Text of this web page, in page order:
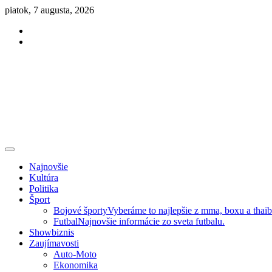
Skip
content
piatok, 7 augusta, 2026
Najnovšie
Kultúra
Politika
Šport
Bojové športyVyberáme to najlepšie z mma, boxu a
FutbalNajnovšie informácie zo sveta futbalu.
Showbiznis
Zaujímavosti
Auto-Moto
Ekonomika